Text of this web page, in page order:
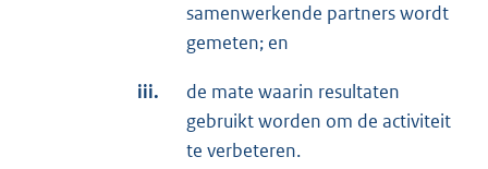
samenwerkende partners wordt
gemeten; en
iii.
de mate waarin resultaten
gebruikt worden om de activiteit
te verbeteren.